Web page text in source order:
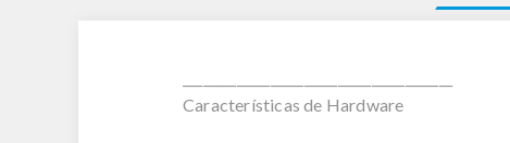
Características de Hardware